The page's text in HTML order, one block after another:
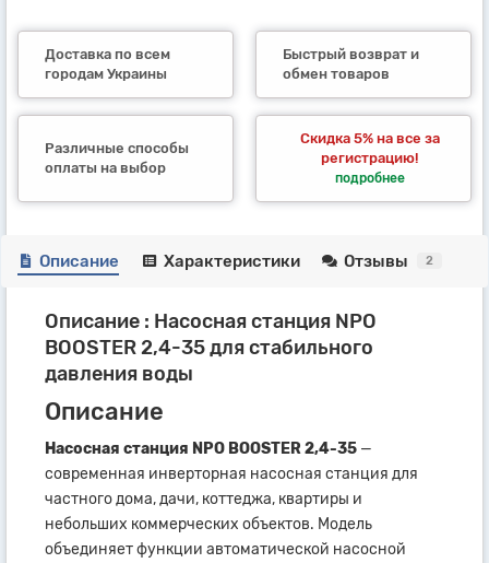
Доставка по всем
городам Украины
Быстрый возврат и
обмен товаров
Различные способы
оплаты на выбор
Скидка 5% на все за
регистрацию!
подробнее
Описание Характеристики Отзывы 2
Описание : Насосная станция NPO
BOOSTER 2,4-35 для стабильного
давления воды
Описание
Насосная станция NPO BOOSTER 2,4-35 —
современная инверторная насосная станция для
частного дома, дачи, коттеджа, квартиры и
небольших коммерческих объектов. Модель
объединяет функции автоматической насосной